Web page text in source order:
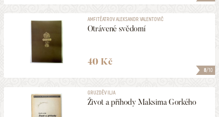
8/10
AMFITĚATROV ALEKSANDR VALENTOVIČ
Otrávené svědomí
40 Kč
GRUZDĚV ILJA
Život a příhody Maksima Gorkého